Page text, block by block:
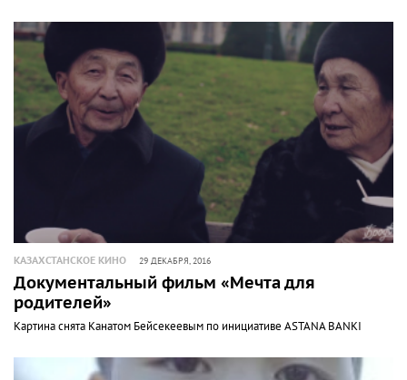
КАЗАХСТАНСКОЕ КИНО 29 ДЕКАБРЯ, 2016
Документальный фильм «Мечта для
родителей»
Картина снята Канатом Бейсекеевым по инициативе ASTANA BANKI